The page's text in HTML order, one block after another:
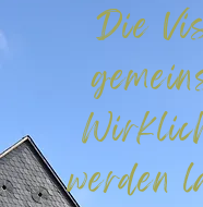
Die
werden